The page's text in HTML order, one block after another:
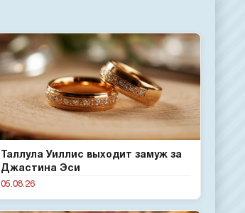
Таллула Уиллис выходит замуж за
Джастина Эси
05.08.26